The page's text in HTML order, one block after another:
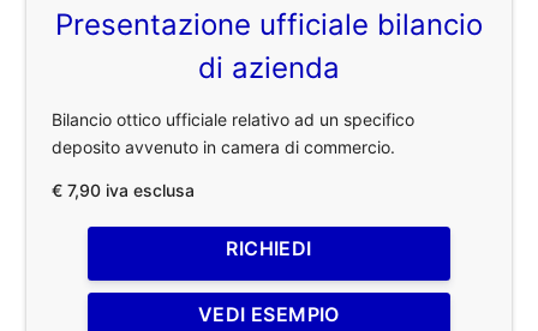
Presentazione ufficiale bilancio
di azienda
Bilancio ottico ufficiale relativo ad un specifico
deposito avvenuto in camera di commercio.
€ 7,90 iva esclusa
RICHIEDI
VEDI ESEMPIO